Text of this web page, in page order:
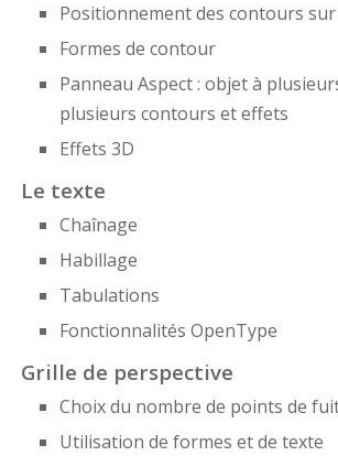
Positionnement des contours
Formes de contour
Panneau Aspect : objet à
plusieurs contours et effets
Effets 3D
Le texte
Chaînage
Habillage
Tabulations
Fonctionnalités OpenType
Grille de perspective
Choix du nombre de points de
Utilisation de formes et de texte